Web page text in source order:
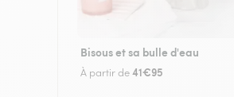
Bisous et sa bulle d'eau
À partir de41€95